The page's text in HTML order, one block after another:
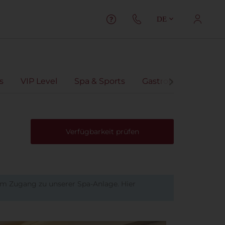
DE
VIP Level Spa & Sports Gastronomie
Verfügbarkeit prüfen
Zugang zu unserer Spa-Anlage. Hier